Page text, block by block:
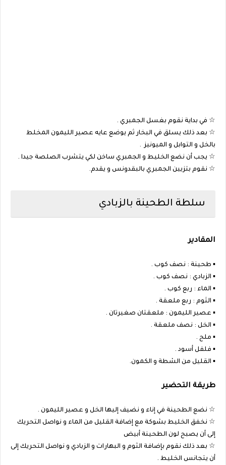
☆ في بداية نقوم بغسل الجمبري .
☆ بعد ذلك يسلق في البخار ثم يوضع عايه عصير الليمون المخلط
بالخل و التوابل و الميونيز .
☆ يجب أن نضع الخليط و الجمبري ساخن لكي يتشرب الصلصة جيدا .
☆ نقوم بتزيين الجمبري بالبقدونس و يقدم.
سلطة الطحينة بالزبادي
المقادير
▪︎ طحينة : نصف كوب .
▪︎ الزبادي : نصف كوب .
▪︎ الماء : ربع كوب .
▪︎ الثوم : ربع ملعقة .
▪︎ عصير الليمون : ملعقتان صغيرتان .
▪︎ الخل : نصف ملعقة .
▪︎ ملح .
▪︎ فلفل أسود .
▪︎ القليل من الشطة و الكمون.
طريقة التحضير
☆ نضع الطحينة في إناء و نضيف إليها الخل و عصير الليمون .
☆ نخفق الخليط بشوكة مع إضافة القليل من الماء و نواصل التحريك
إلى أن يصبح لون الطحينة أبيض
☆ بعد ذلك نقوم بإضافة الثوم و البهارات و الزبادي و نواصل التحريك إلى
أن يتجانس الخليط .